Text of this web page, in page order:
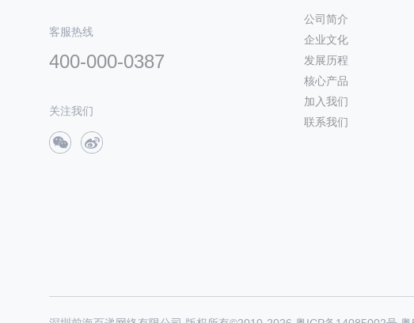
客服热线
400-000-0387
关注我们
公司简介
企业文化
发展历程
核心产品
加入我们
联系我们